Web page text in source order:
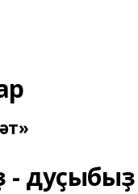
- дуҫыбыҙ